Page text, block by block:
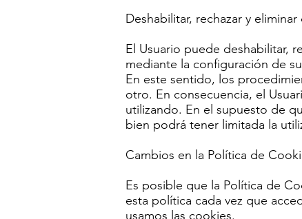
Deshabilitar, rechazar y eliminar
El Usuario puede deshabilitar,
mediante la configuración de
En este sentido, los
otro. En consecuencia, el
utilizando. En el supuesto de
bien podrá tener limitada la
Cambios en la Política de
Es posible que la Política de
esta política cada vez que
usamos las cookies.